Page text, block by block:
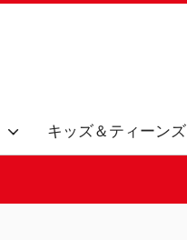
キッズ＆ティーンズ